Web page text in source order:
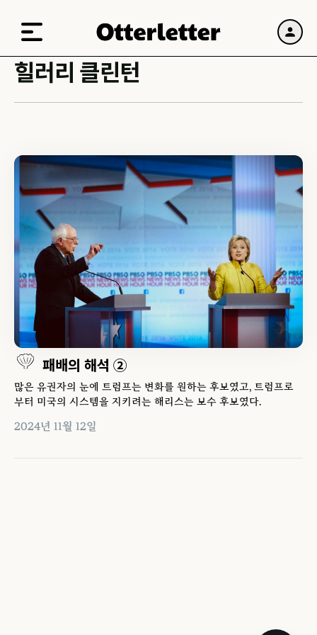
힐러리 클린턴
패배의 해석 ②
많은 유권자의 눈에 트럼프는 변화를 원하는 후보였고, 트럼프로
부터 미국의 시스템을 지키려는 해리스는 보수 후보였다.
2024년 11월 12일